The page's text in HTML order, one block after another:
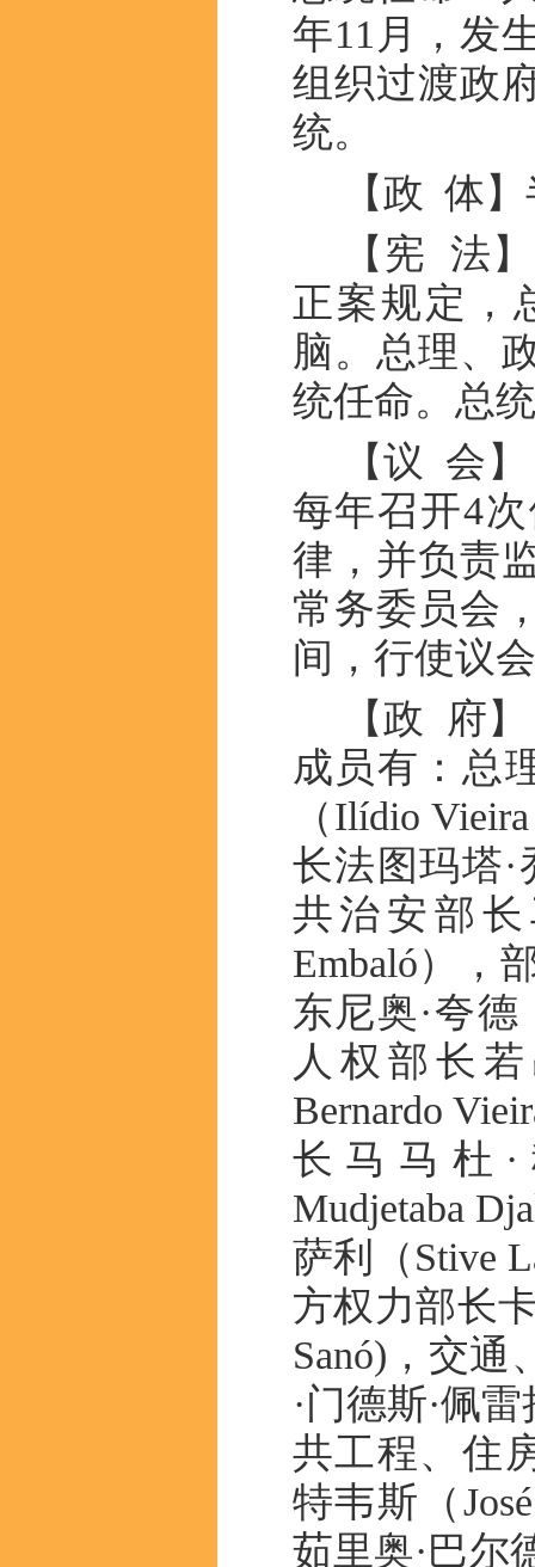
年11月，发
组织过渡政
统。
【政 体
【宪 法
正案规定，
脑。总理、
统任命。总
【议 会
每年召开4
律，并负责
常务委员会
间，行使议
【政 府
成员有：总
（Ilídio
长法图玛塔·
共治安部长
Embaló），
东尼奥·夸德
人权部长
Bernardo
长马马杜·
Mudjetaba
萨利（Stive
方权力部长
Sanó)，交
·门德斯·佩
共工程、住
特韦斯（
茹里奥·巴尔